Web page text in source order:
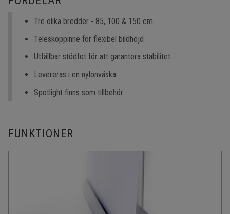
Tre olika bredder - 85, 100 & 150 cm
Teleskoppinne för flexibel bildhöjd
Utfällbar stödfot för att garantera stabilitet
Levereras i en nylonväska
Spotlight finns som tillbehör
FUNKTIONER